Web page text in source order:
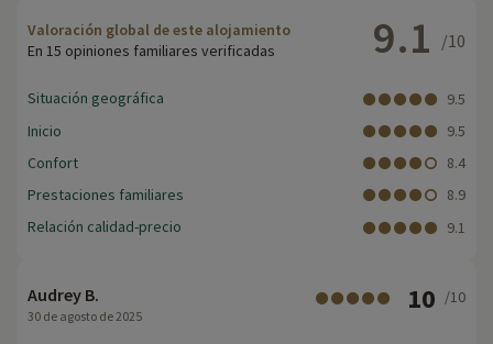
Valoración global de este alojamiento
En 15 opiniones familiares verificadas
9.1 /10
Situación geográfica
9.5
Inicio
9.5
Confort
8.4
Prestaciones familiares
8.9
Relación calidad-precio
9.1
Audrey B.
30 de agosto de 2025
10 /10